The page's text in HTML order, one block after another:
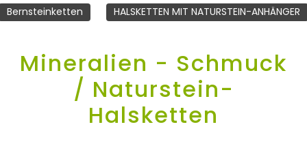
Bernsteinketten HALSKETTEN MIT NATURSTEIN-ANHÄNGER
Mineralien - Schmuck
/ Naturstein-
Halsketten